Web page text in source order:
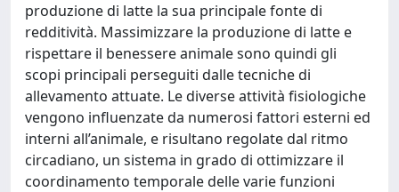
produzione di latte la sua principale fonte di
redditività. Massimizzare la produzione di latte e
rispettare il benessere animale sono quindi gli
scopi principali perseguiti dalle tecniche di
allevamento attuate. Le diverse attività fisiologiche
vengono influenzate da numerosi fattori esterni ed
interni all’animale, e risultano regolate dal ritmo
circadiano, un sistema in grado di ottimizzare il
coordinamento temporale delle varie funzioni